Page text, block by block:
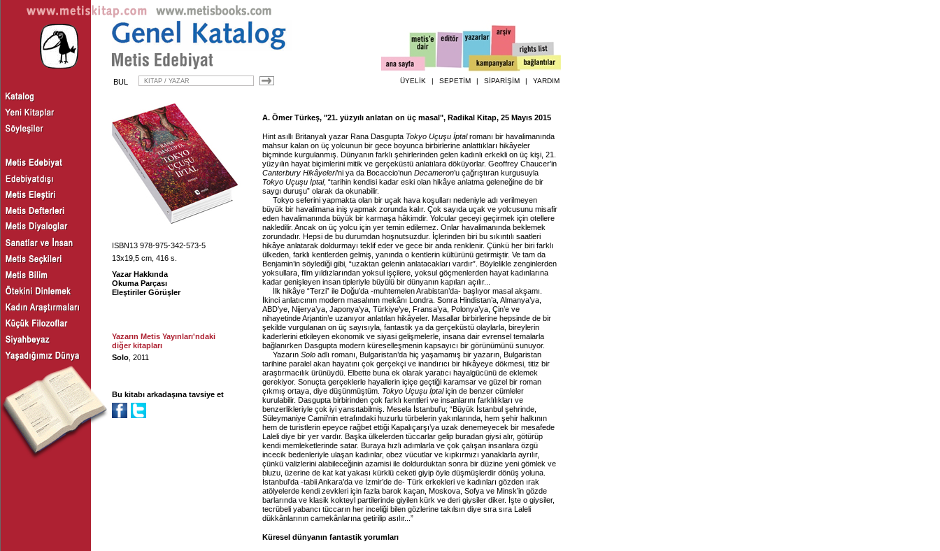
BUL ÜYELİK | SEPETİM | SİPARİŞİM | YARDIM
ISBN13 978-975-342-573-5
13x19,5 cm, 416 s.
Yazar Hakkında
Okuma Parçası
Eleştiriler Görüşler
Yazarın Metis Yayınları'ndaki
diğer kitapları
Solo , 2011
Bu kitabı arkadaşına tavsiye et
A. Ömer Türkeş, "21. yüzyılı anlatan on üç masal", Radikal Kitap, 25 Mayıs 2015
Hint asıllı Britanyalı yazar Rana Dasgupta Tokyo Uçuşu İptalromanı bir havalimanında
mahsur kalan on üç yolcunun bir gece boyunca birbirlerine anlattıkları hikâyeler
biçminde kurgulanmış. Dünyanın farklı şehirlerinden gelen kadınlı erkekli on üç kişi, 21.
yüzyılın hayat biçimlerini mitik ve gerçeküstü anlatılara döküyorlar. Geoffrey Chaucer’in
Canterbury Hikâyeleri’ni ya da Bocaccio’nun Decameron’u çağrıştıran kurgusuyla
Tokyo Uçuşu İptal, “tarihin kendisi kadar eski olan hikâye anlatma geleneğine de bir
saygı duruşu” olarak da okunabilir.
Tokyo seferini yapmakta olan bir uçak hava koşulları nedeniyle adı verilmeyen
büyük bir havalimana iniş yapmak zorunda kalır. Çok sayıda uçak ve yolcusunu misafir
eden havalimanında büyük bir karmaşa hâkimdir. Yolcular geceyi geçirmek için otellere
nakledilir. Ancak on üç yolcu için yer temin edilemez. Onlar havalimanında beklemek
zorundadır. Hepsi de bu durumdan hoşnutsuzdur. İçlerinden biri bu sıkıntılı saatleri
hikâye anlatarak doldurmayı teklif eder ve gece bir anda renklenir. Çünkü her biri farklı
ülkeden, farklı kentlerden gelmiş, yanında o kentlerin kültürünü getirmiştir. Ve tam da
Benjamin’in söylediği gibi, “uzaktan gelenin anlatacakları vardır”. Böylelikle zenginlerden
yoksullara, film yıldızlarından yoksul işçilere, yoksul göçmenlerden hayat kadınlarına
kadar genişleyen insan tipleriyle büyülü bir dünyanın kapıları açılır...
İlk hikâye “Terzi” ile Doğu’da -muhtemelen Arabistan’da- başlıyor masal akşamı.
İkinci anlatıcının modern masalının mekânı Londra. Sonra Hindistan’a, Almanya’ya,
ABD’ye, Nijerya’ya, Japonya’ya, Türkiye’ye, Fransa’ya, Polonya’ya, Çin’e ve
nihayetinde Arjantin’e uzanıyor anlatılan hikâyeler. Masallar birbirlerine hepsinde de bir
şekilde vurgulanan on üç sayısıyla, fantastik ya da gerçeküstü olaylarla, bireylerin
kaderlerini etkileyen ekonomik ve siyasi gelişmelerle, insana dair evrensel temalarla
bağlanırken Dasgupta modern küreselleşmenin kapsayıcı bir görünümünü sunuyor.
Yazarın Solo adlı romanı, Bulgaristan’da hiç yaşamamış bir yazarın, Bulgaristan
tarihine paralel akan hayatını çok gerçekçi ve inandırıcı bir hikâyeye dökmesi, titiz bir
araştırmacılık ürünüydü. Elbette buna ek olarak yaratıcı hayalgücünü de eklemek
gerekiyor. Sonuçta gerçeklerle hayallerin içiçe geçtiği karamsar ve güzel bir roman
çıkmış ortaya, diye düşünmüştüm. Tokyo Uçuşu İptaliçin de benzer cümleler
kurulabilir. Dasgupta birbirinden çok farklı kentleri ve insanlarını farklılıkları ve
benzerlikleriyle çok iyi yansıtabilmiş. Mesela İstanbul’u; “Büyük İstanbul şehrinde,
Süleymaniye Camii’nin etrafındaki huzurlu türbelerin yakınlarında, hem şehir halkının
hem de turistlerin epeyce rağbet ettiği Kapalıçarşı’ya uzak denemeyecek bir mesafede
Laleli diye bir yer vardır. Başka ülkelerden tüccarlar gelip buradan giysi alır, götürüp
kendi memleketlerinde satar. Buraya hızlı adımlarla ve çok çalışan insanlara özgü
incecik bedenleriyle ulaşan kadınlar, obez vücutlar ve kıpkırmızı yanaklarla ayrılır,
çünkü valizlerini alabileceğinin azamisi ile doldurduktan sonra bir düzine yeni gömlek ve
bluzu, üzerine de kat kat yakası kürklü ceketi giyip öyle düşmüşlerdir dönüş yoluna.
İstanbul’da -tabii Ankara’da ve İzmir’de de- Türk erkekleri ve kadınları gözden ırak
atölyelerde kendi zevkleri için fazla barok kaçan, Moskova, Sofya ve Minsk’in gözde
barlarında ve klasik kokteyl partilerinde giyilen kürk ve deri giysiler diker. İşte o giysiler,
tecrübeli yabancı tüccarın her inceliği bilen gözlerine takılsın diye sıra sıra Laleli
dükkânlarının camekânlarına getirilip asılır...”
Küresel dünyanın fantastik yorumları